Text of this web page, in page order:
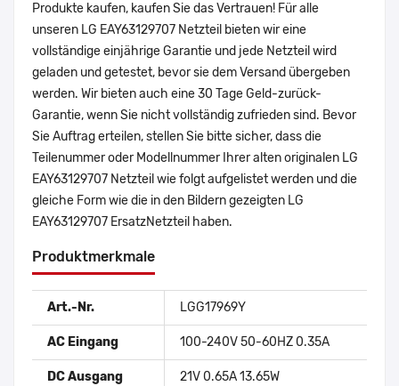
Produkte kaufen, kaufen Sie das Vertrauen! Für alle
unseren LG EAY63129707 Netzteil bieten wir eine
vollständige einjährige Garantie und jede Netzteil wird
geladen und getestet, bevor sie dem Versand übergeben
werden. Wir bieten auch eine 30 Tage Geld-zurück-
Garantie, wenn Sie nicht vollständig zufrieden sind. Bevor
Sie Auftrag erteilen, stellen Sie bitte sicher, dass die
Teilenummer oder Modellnummer Ihrer alten originalen LG
EAY63129707 Netzteil wie folgt aufgelistet werden und die
gleiche Form wie die in den Bildern gezeigten LG
EAY63129707 ErsatzNetzteil haben.
Produktmerkmale
Art.-Nr. LGG17969Y
AC Eingang 100-240V 50-60HZ 0.35A
DC Ausgang 21V 0.65A 13.65W